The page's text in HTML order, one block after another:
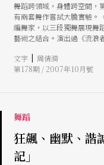
舞蹈跨領域，身體跨空間，
有兩套舞作嘗試大膽實驗。
編舞家，以三段獨舞展現舞
藝術之結合。演出過《流浪
一人的恐懼、最後那人的渴
交織。楊維真的〈奇慾境〉
《空．百》運用即興舞蹈進
街小劇場曾位處舊書街，前
身的歷史性成為靈魂遊走的
門、窗、桌、椅、牆、柱之
裝置、光影、音樂的共舞，
文字 | 周倩漪
第178期 / 2007年10月號
舞蹈
狂飆、幽默、諧
記」